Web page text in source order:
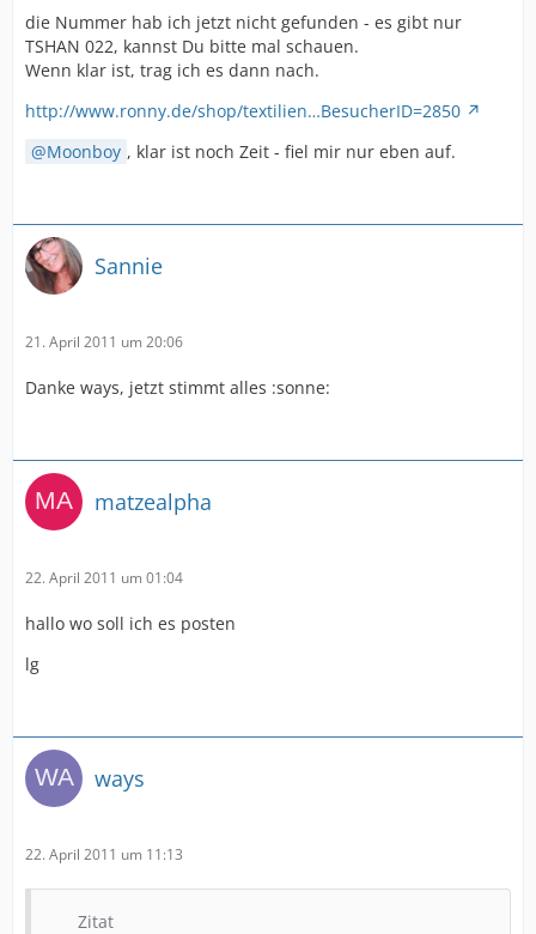
die Nummer hab ich jetzt nicht gefunden - es gibt nur
TSHAN 022, kannst Du bitte mal schauen.
Wenn klar ist, trag ich es dann nach.
http://www.ronny.de/shop/textilien…BesucherID=2850
Moonboy , klar ist noch Zeit - fiel mir nur eben auf.
Sannie
21. April 2011 um 20:06
Danke ways, jetzt stimmt alles :sonne:
matzealpha
22. April 2011 um 01:04
hallo wo soll ich es posten
lg
ways
22. April 2011 um 11:13
Zitat